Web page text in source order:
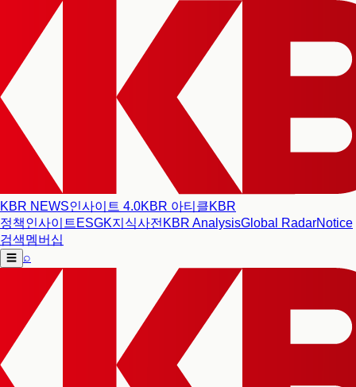
KBR NEWS인사이트 4.0KBR 아티클KBR
정책인사이트 ESGK지식사전 KBR AnalysisGlobal RadarNotice
검색멤버십
☰ ⌕